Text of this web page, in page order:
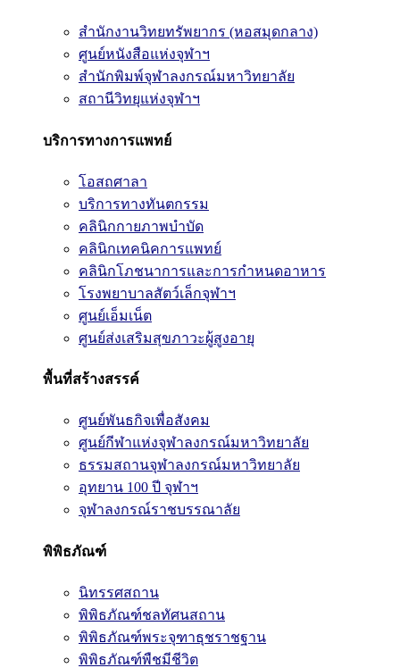
สำนักงานวิทยทรัพยากร (หอสมุดกลาง)
ศูนย์หนังสือแห่งจุฬาฯ
สำนักพิมพ์จุฬาลงกรณ์มหาวิทยาลัย
สถานีวิทยุแห่งจุฬาฯ
บริการทางการแพทย์
โอสถศาลา
บริการทางทันตกรรม
คลินิกกายภาพบำบัด
คลินิกเทคนิคการแพทย์
คลินิกโภชนาการและการกำหนดอาหาร
โรงพยาบาลสัตว์เล็กจุฬาฯ
ศูนย์เอ็มเน็ต
ศูนย์ส่งเสริมสุขภาวะผู้สูงอายุ
พื้นที่สร้างสรรค์
ศูนย์พันธกิจเพื่อสังคม
ศูนย์กีฬาแห่งจุฬาลงกรณ์มหาวิทยาลัย
ธรรมสถานจุฬาลงกรณ์มหาวิทยาลัย
อุทยาน 100 ปี จุฬาฯ
จุฬาลงกรณ์ราชบรรณาลัย
พิพิธภัณฑ์
นิทรรศสถาน
พิพิธภัณฑ์ชลทัศนสถาน
พิพิธภัณฑ์พระจุฑาธุชราชฐาน
พิพิธภัณฑ์พืชมีชีวิต